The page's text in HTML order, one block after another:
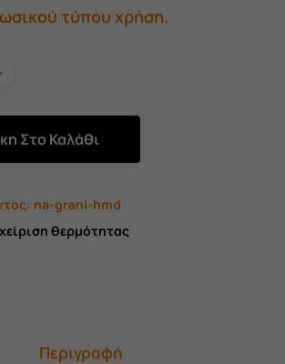
τύπου χρήση.
Στο Καλάθι
na-grani-hmd
θερμότητας
Περιγραφή